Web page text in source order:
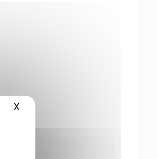
X Masquer le bandeau des cookies